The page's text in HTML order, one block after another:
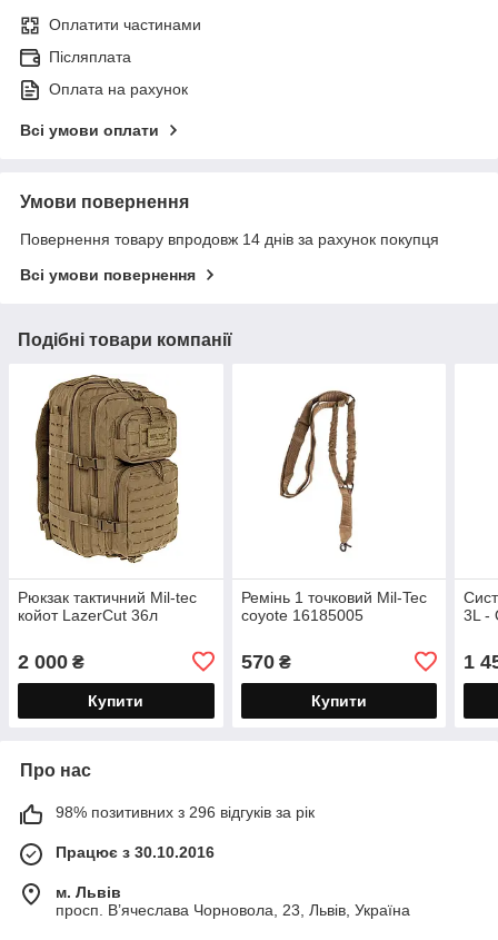
Оплатити частинами
Післяплата
Оплата на рахунок
Всі умови оплати
Умови повернення
Повернення товару впродовж 14 днів за рахунок покупця
Всі умови повернення
Подібні товари компанії
Рюкзак тактичний Mil-tec
койот LazerCut 36л
2 000 ₴
Купити
Ремінь 1 точковий Mil-Tec
coyote 16185005
570₴
Купити
3L -
1
Про нас
98% позитивних з 296 відгуків за рік
Працює з 30.10.2016
м. Львів
просп. В’ячеслава Чорновола, 23, Львів, Україна